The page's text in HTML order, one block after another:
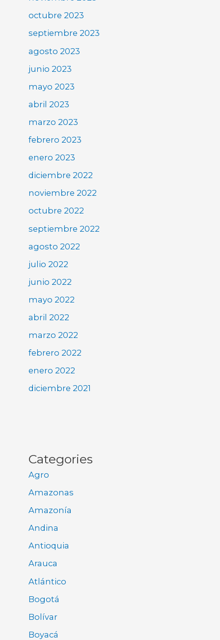
octubre 2023
septiembre 2023
agosto 2023
junio 2023
mayo 2023
abril 2023
marzo 2023
febrero 2023
enero 2023
diciembre 2022
noviembre 2022
octubre 2022
septiembre 2022
agosto 2022
julio 2022
junio 2022
mayo 2022
abril 2022
marzo 2022
febrero 2022
enero 2022
diciembre 2021
Categories
Agro
Amazonas
Amazonía
Andina
Antioquia
Arauca
Atlántico
Bogotá
Bolívar
Boyacá